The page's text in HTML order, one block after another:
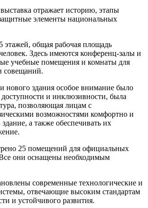
отражает историю, этапы
элементы национальных
этажей, общая рабочая площадь
Здесь имеются конференц-залы и
учебные помещения и комнаты для
совещаний.
нового здания особое внимание было
и инклюзивности, была
позволяющая лицам с
возможностями комфортно и
а также обеспечивать их
25 помещений для официальных
они оснащены необходимым
современные технологические и
отвечающие высоким стандартам
и устойчивого развития.